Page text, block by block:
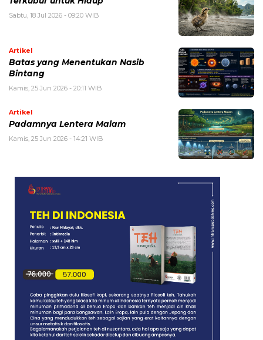
Sabtu, 18 Jul 2026 - 09:20 WIB
Artikel
Batas yang Menentukan Nasib
Bintang
Kamis, 25 Jun 2026 - 20:11 WIB
Artikel
Padamnya Lentera Malam
Kamis, 25 Jun 2026 - 14:21 WIB